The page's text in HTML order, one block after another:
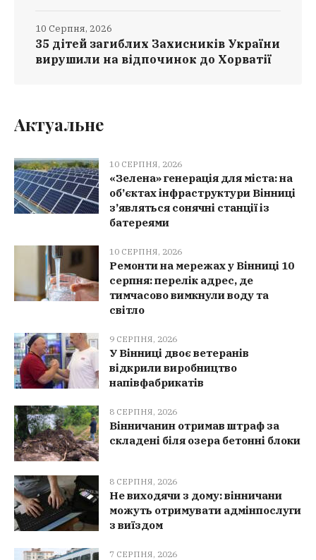
35 дітей загиблих Захисників України
вирушили на відпочинок до Хорватії
10 Серпня, 2026
Актуальне
10 СЕРПНЯ, 2026
«Зелена» генерація для міста: на
об’єктах інфраструктури Вінниці
з’являться сонячні станції із
батереями
10 СЕРПНЯ, 2026
Ремонти на мережах у Вінниці 10
серпня: перелік адрес, де
тимчасово вимкнули воду та
світло
9 СЕРПНЯ, 2026
У Вінниці двоє ветеранів
відкрили виробництво
напівфабрикатів
8 СЕРПНЯ, 2026
Вінничанин отримав штраф за
складені біля озера бетонні блоки
8 СЕРПНЯ, 2026
Не виходячи з дому: вінничани
можуть отримувати адмінпослуги
з виїздом
7 СЕРПНЯ, 2026